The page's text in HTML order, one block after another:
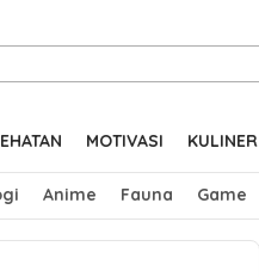
MOTIVASI KULINER
Anime Fauna Game